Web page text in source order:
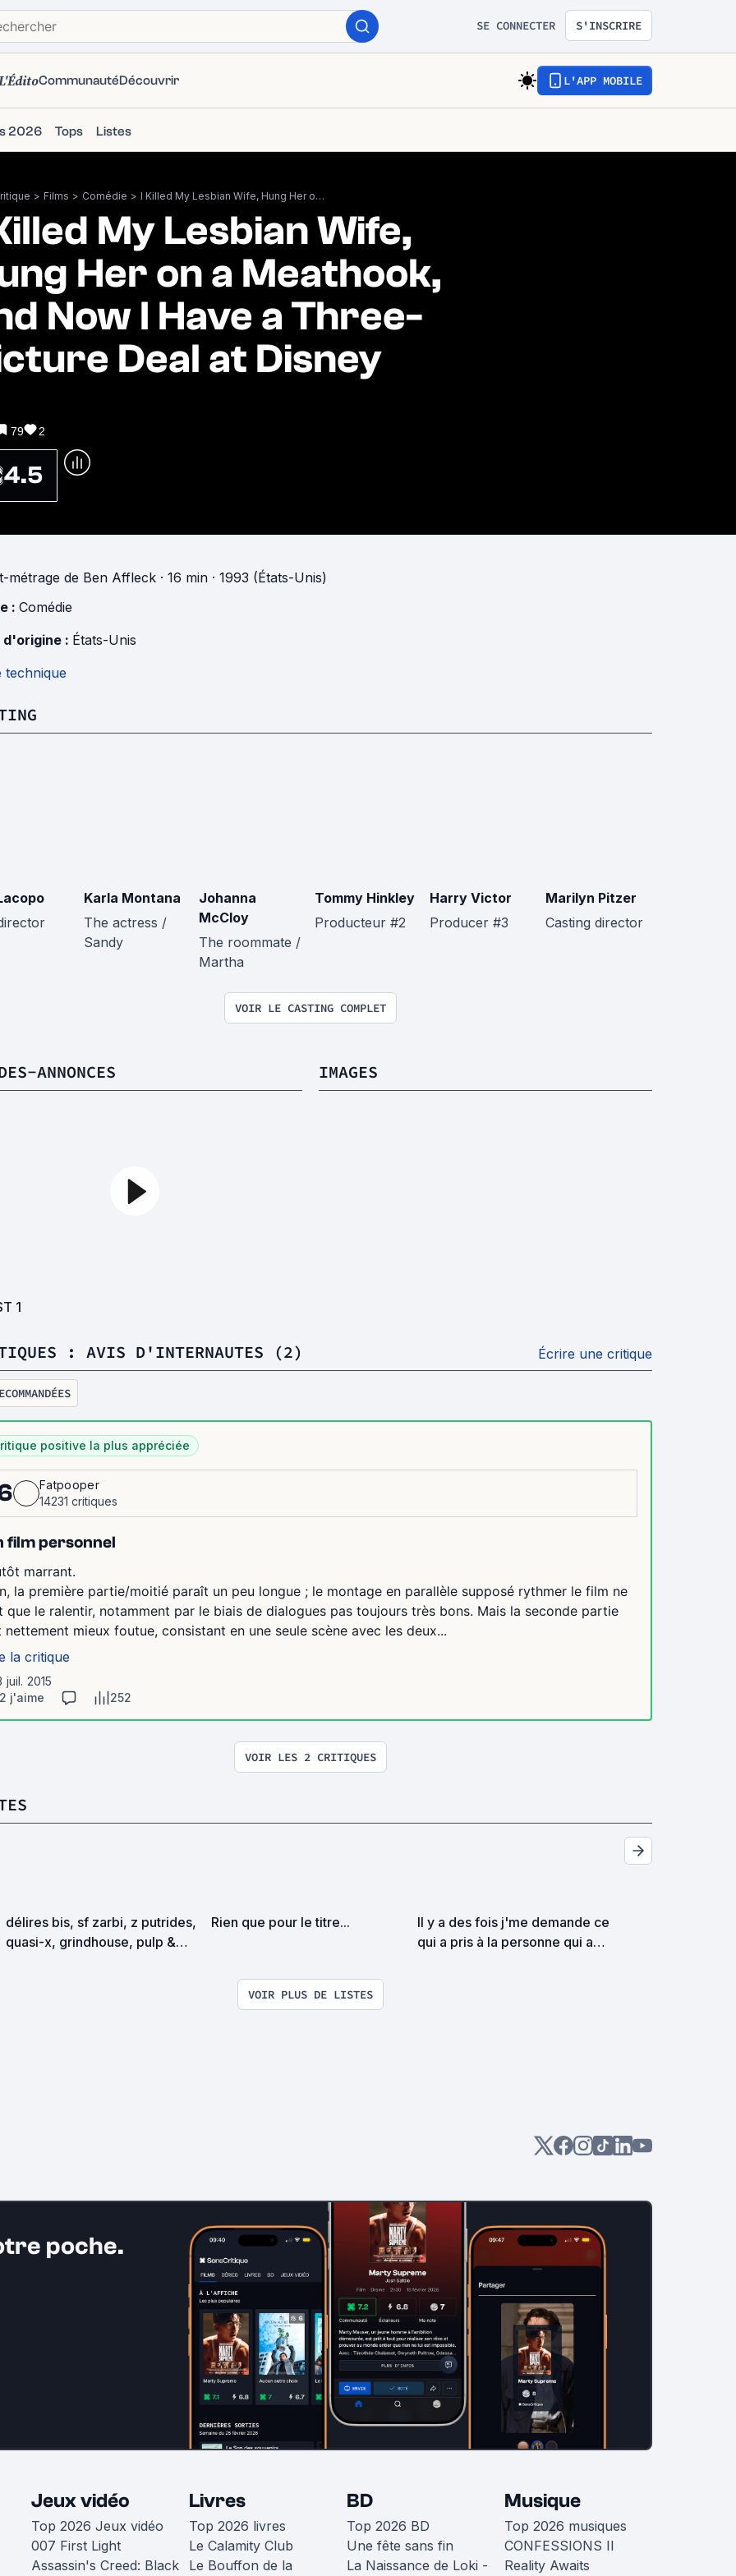
SE CONNECTER S'INSCRIRE
CommunautéDécouvrir L'APP MOBILE
2026 Tops Listes
> Films > Comédie > I Killed My Lesbian Wife, Hung Her on a Meathook, and Now I Have a Three-Picture Deal at Disney
My Lesbian Wife,
Her on a Meathook,
Now I Have a Three-
Deal at Disney
79 2
4.5
métrage de Ben Affleck · 16 min · 1993 (États-Unis)
: Comédie
d'origine : États-Unis
technique
Karla Montana
The actress /
Sandy
Johanna
McCloy
The roommate /
Martha
Tommy Hinkley
Producteur #2
Harry Victor
Producer #3
Marilyn Pitzer
Casting director
VOIR LE CASTING COMPLET
ANNONCES
1
IMAGES
: AVIS D'INTERNAUTES (2) Écrire une critique
positive la plus appréciée
Fatpooper
14231 critiques
film personnel
marrant.
la première partie/moitié paraît un peu longue ; le montage en parallèle supposé rythmer le film ne
que le ralentir, notamment par le biais de dialogues pas toujours très bons. Mais la seconde partie
nettement mieux foutue, consistant en une seule scène avec les deux...
la critique
juil. 2015
2 j'aime
252
VOIR LES 2 CRITIQUES
délires bis, sf zarbi, z putrides,
quasi-x, grindhouse, pulp &
Rien que pour le titre...
Il y a des fois j'me demande ce
qui a pris à la personne qui a
VOIR PLUS DE LISTES
poche.
Jeux vidéo
Top 2026 Jeux vidéo
007 First Light
Assassin's Creed: Black
Livres
Top 2026 livres
Le Calamity Club
Le Bouffon de la
BD
Top 2026 BD
Une fête sans fin
La Naissance de Loki -
Musique
Top 2026 musiques
CONFESSIONS II
Reality Awaits